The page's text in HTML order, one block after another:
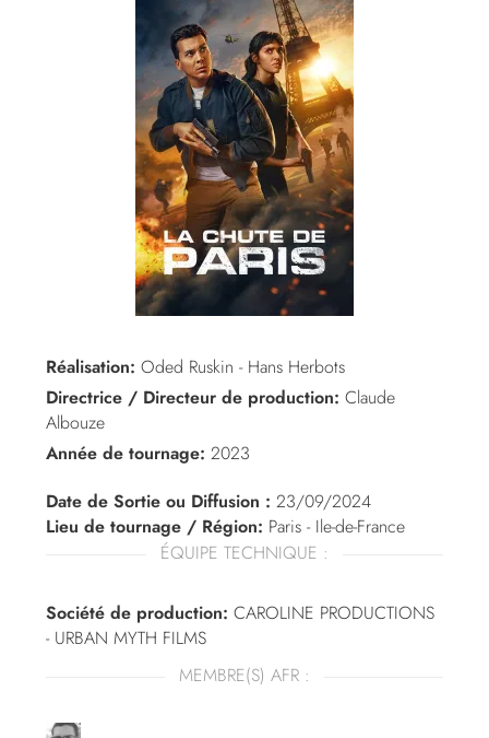
Réalisation: Oded Ruskin - Hans Herbots
Directrice / Directeur de production: Claude
Albouze
Année de tournage: 2023
Date de Sortie ou Diffusion :23/09/2024
Lieu de tournage / Région: Paris - Ile-de-France
ÉQUIPE TECHNIQUE :
Société de production: CAROLINE PRODUCTIONS
- URBAN MYTH FILMS
MEMBRE(S) AFR :